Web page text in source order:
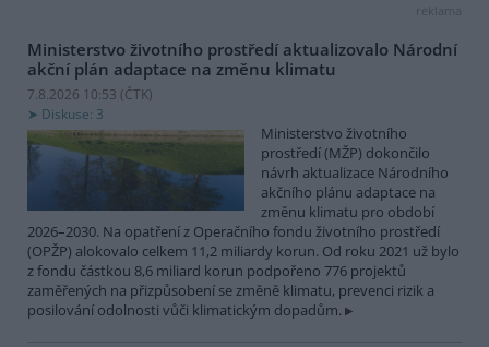
reklama
Ministerstvo životního prostředí aktualizovalo Národní
akční plán adaptace na změnu klimatu
7.8.2026 10:53 (ČTK)
Diskuse: 3
Ministerstvo životního
prostředí (MŽP) dokončilo
návrh aktualizace Národního
akčního plánu adaptace na
změnu klimatu pro období
2026–2030. Na opatření z Operačního fondu životního prostředí
(OPŽP) alokovalo celkem 11,2 miliardy korun. Od roku 2021 už bylo
z fondu částkou 8,6 miliard korun podpořeno 776 projektů
zaměřených na přizpůsobení se změně klimatu, prevenci rizik a
posilování odolnosti vůči klimatickým dopadům.